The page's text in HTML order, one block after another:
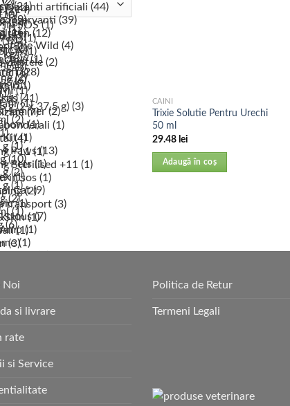
CAINI
Trixie Solutie Pentru Urechi
50 ml
29.48 lei
Adaugă în coș
Noi
si livrare
rate
si Service
Politica de Retur
Termeni Legali